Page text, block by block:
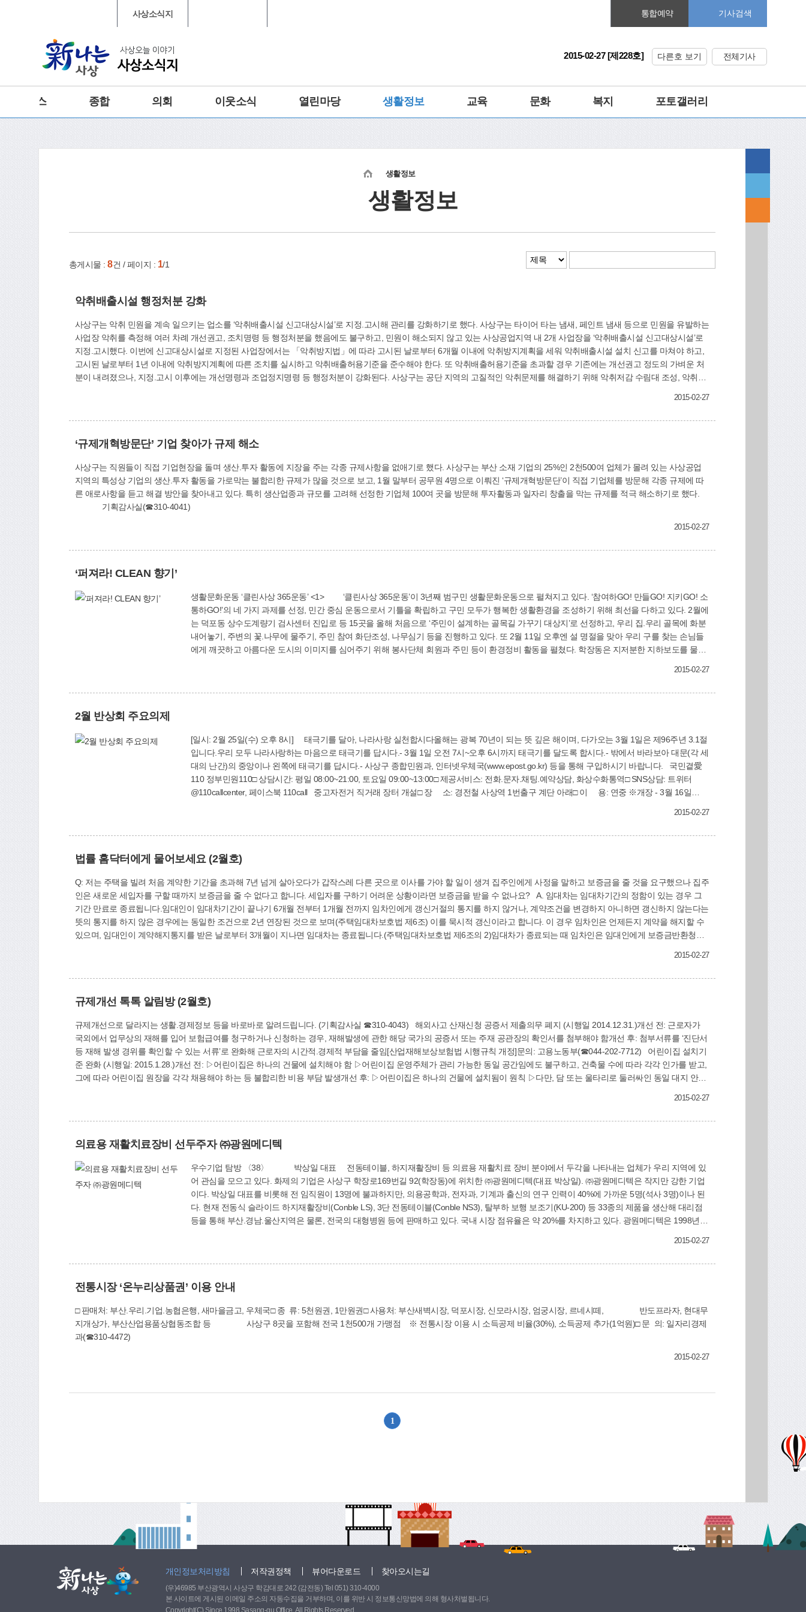
사상소식지 통합예약 기사검색
2015-02-27 [제228호] 다른호 보기 전체기사
주요뉴스 종합 의회 이웃소식 열린마당 생활정보 교육 문화 복지 포토갤러리
생활정보
생활정보
총게시물 : 8건 / 페이지 : 1/1
악취배출시설 행정처분 강화
사상구는 악취 민원을 계속 일으키는 업소를 ‘악취배출시설 신고대상시설’로 지정.고시해 관리를 강화하기로 했다. 사상구는 타이어 타는 냄새, 페인트 냄새 등으로 민원을 유발하는
사업장 악취를 측정해 여러 차례 개선권고, 조치명령 등 행정처분을 했음에도 불구하고, 민원이 해소되지 않고 있는 사상공업지역 내 2개 사업장을 ‘악취배출시설 신고대상시설’로
지정.고시했다. 이번에 신고대상시설로 지정된 사업장에서는 「악취방지법」에 따라 고시된 날로부터 6개월 이내에 악취방지계획을 세워 악취배출시설 설치 신고를 마쳐야 하고,
고시된 날로부터 1년 이내에 악취방지계획에 따른 조치를 실시하고 악취배출허용기준을 준수해야 한다. 또 악취배출허용기준을 초과할 경우 기존에는 개선권고 정도의 가벼운 처
분이 내려졌으나, 지정.고시 이후에는 개선명령과 조업정지명령 등 행정처분이 강화된다. 사상구는 공단 지역의 고질적인 악취문제를 해결하기 위해 악취저감 수림대 조성, 악취배
2015-02-27
‘규제개혁방문단’ 기업 찾아가 규제 해소
사상구는 직원들이 직접 기업현장을 돌며 생산.투자 활동에 지장을 주는 각종 규제사항을 없애기로 했다. 사상구는 부산 소재 기업의 25%인 2천500여 업체가 몰려 있는 사상공업
지역의 특성상 기업의 생산.투자 활동을 가로막는 불합리한 규제가 많을 것으로 보고, 1월 말부터 공무원 4명으로 이뤄진 ‘규제개혁방문단’이 직접 기업체를 방문해 각종 규제에 따
른 애로사항을 듣고 해결 방안을 찾아내고 있다. 특히 생산업종과 규모를 고려해 선정한 기업체 100여 곳을 방문해 투자활동과 일자리 창출을 막는 규제를 적극 해소하기로 했다.
기획감사실(☎310-4041)
2015-02-27
‘퍼져라! CLEAN 향기’
생활문화운동 ‘클린사상 365운동’ <1> ‘클린사상 365운동’이 3년째 범구민 생활문화운동으로 펼쳐지고 있다. ‘참여하GO! 만들GO! 지키GO! 소
통하GO!’의 네 가지 과제를 선정, 민간 중심 운동으로서 기틀을 확립하고 구민 모두가 행복한 생활환경을 조성하기 위해 최선을 다하고 있다. 2월에
는 덕포동 상수도계량기 검사센터 진입로 등 15곳을 올해 처음으로 ‘주민이 설계하는 골목길 가꾸기 대상지’로 선정하고, 우리 집.우리 골목에 화분
내어놓기, 주변의 꽃.나무에 물주기, 주민 참여 화단조성, 나무심기 등을 진행하고 있다. 또 2월 11일 오후엔 설 명절을 맞아 우리 구를 찾는 손님들
에게 깨끗하고 아름다운 도시의 이미지를 심어주기 위해 봉사단체 회원과 주민 등이 환경정비 활동을 펼쳤다. 학장동은 지저분한 지하보도를 물로
2015-02-27
2월 반상회 주요의제
[일시: 2월 25일(수) 오후 8시] 태극기를 달아, 나라사랑 실천합시다올해는 광복 70년이 되는 뜻 깊은 해이며, 다가오는 3월 1일은 제96주년 3.1절
입니다.우리 모두 나라사랑하는 마음으로 태극기를 답시다.- 3월 1일 오전 7시~오후 6시까지 태극기를 달도록 합시다.- 밖에서 바라보아 대문(각 세
대의 난간)의 중앙이나 왼쪽에 태극기를 답시다.- 사상구 종합민원과, 인터넷우체국(www.epost.go.kr) 등을 통해 구입하시기 바랍니다. 국민곁愛
110 정부민원110□ 상담시간: 평일 08:00~21:00, 토요일 09:00~13:00□ 제공서비스: 전화.문자.채팅.예약상담, 화상수화통역□ SNS상담: 트위터
@110callcenter, 페이스북 110call 중고자전거 직거래 장터 개설□ 장 소: 경전철 사상역 1번출구 계단 아래□ 이 용: 연중 ※개장 - 3월 16일
2015-02-27
법률 홈닥터에게 물어보세요 (2월호)
Q: 저는 주택을 빌려 처음 계약한 기간을 초과해 7년 넘게 살아오다가 갑작스레 다른 곳으로 이사를 가야 할 일이 생겨 집주인에게 사정을 말하고 보증금을 줄 것을 요구했으나 집주
인은 새로운 세입자를 구할 때까지 보증금을 줄 수 없다고 합니다. 세입자를 구하기 어려운 상황이라면 보증금을 받을 수 없나요? A. 임대차는 임대차기간의 정함이 있는 경우 그
기간 만료로 종료됩니다.임대인이 임대차기간이 끝나기 6개월 전부터 1개월 전까지 임차인에게 갱신거절의 통지를 하지 않거나, 계약조건을 변경하지 아니하면 갱신하지 않는다는
뜻의 통지를 하지 않은 경우에는 동일한 조건으로 2년 연장된 것으로 보며(주택임대차보호법 제6조) 이를 묵시적 갱신이라고 합니다. 이 경우 임차인은 언제든지 계약을 해지할 수
있으며, 임대인이 계약해지통지를 받은 날로부터 3개월이 지나면 임대차는 종료됩니다.(주택임대차보호법 제6조의 2)임대차가 종료되는 때 임차인은 임대인에게 보증금반환청구
2015-02-27
규제개선 톡톡 알림방 (2월호)
규제개선으로 달라지는 생활.경제정보 등을 바로바로 알려드립니다. (기획감사실 ☎310-4043) 해외사고 산재신청 공증서 제출의무 폐지 (시행일 2014.12.31.)개선 전: 근로자가
국외에서 업무상의 재해를 입어 보험급여를 청구하거나 신청하는 경우, 재해발생에 관한 해당 국가의 공증서 또는 주재 공관장의 확인서를 첨부해야 함개선 후: 첨부서류를 ‘진단서
등 재해 발생 경위를 확인할 수 있는 서류’로 완화해 근로자의 시간적.경제적 부담을 줄임[산업재해보상보험법 시행규칙 개정]문의: 고용노동부(☎044-202-7712) 어린이집 설치기
준 완화 (시행일: 2015.1.28.)개선 전: ▷어린이집은 하나의 건물에 설치해야 함 ▷어린이집 운영주체가 관리 가능한 동일 공간임에도 불구하고, 건축물 수에 따라 각각 인가를 받고,
그에 따라 어린이집 원장을 각각 채용해야 하는 등 불합리한 비용 부담 발생개선 후: ▷어린이집은 하나의 건물에 설치됨이 원칙 ▷다만, 담 또는 울타리로 둘러싸인 동일 대지 안에
2015-02-27
의료용 재활치료장비 선두주자 ㈜광원메디텍
우수기업 탐방 〈38〉 박상일 대표 전동테이블, 하지재활장비 등 의료용 재활치료 장비 분야에서 두각을 나타내는 업체가 우리 지역에 있
어 관심을 모으고 있다. 화제의 기업은 사상구 학장로169번길 92(학장동)에 위치한 ㈜광원메디텍(대표 박상일). ㈜광원메디텍은 작지만 강한 기업
이다. 박상일 대표를 비롯해 전 임직원이 13명에 불과하지만, 의용공학과, 전자과, 기계과 출신의 연구 인력이 40%에 가까운 5명(석사 3명)이나 된
다. 현재 전동식 슬라이드 하지재활장비(Conble LS), 3단 전동테이블(Conble NS3), 탈부하 보행 보조기(KU-200) 등 33종의 제품을 생산해 대리점
등을 통해 부산.경남.울산지역은 물론, 전국의 대형병원 등에 판매하고 있다. 국내 시장 점유율은 약 20%를 차지하고 있다. 광원메디텍은 1998년 1
리와 허리.다리의 3단 각도 조절이 가능한데다, 테이블의 상.하 높이도 조절할 수 있어 이 회사의 주력 제품으로 자리 잡았다. 3단 전동테이
의 주력 제품이다. 이 제품은 전동 틸트테이블과 슬라이딩 매트를 조합한 것으로, 뇌졸중에 걸린 편마비 환자의 하지재활 훈련과 하지근육 강화훈
련에 널리 사용되고 있다. 좌우발판 분리기능과 무릎관절 굽힘 각도 조절기능이 있으며, 0~43도까지 자유롭게 경사조절도 가능하다. 거동이 불편
도 조절할 수 있다. 이와 같이 의료용 재활치료 장비 분야에서 뛰어난 실적을 올린 광원메디텍은 회사 설립 21년이 되던 2009년 9월 부산시 전략산
장동 공장이 노후한데다 비좁아 이전 부지를 물색하고 있다. 교통이 편리하고 우수인력이 많은 사상지역에 새 사옥 겸 공장을 마련하고 싶다고 얘
트 재활치료 장비’개발에 힘쓰겠다”고 밝혔다. 문의: ㈜광원메디텍(☎304-1520, www.meditec.co.kr)
2015-02-27
전통시장 ‘온누리상품권’ 이용 안내
□ 판매처: 부산.우리.기업.농협은행, 새마을금고, 우체국□ 종 류: 5천원권, 1만원권□ 사용처: 부산새벽시장, 덕포시장, 신모라시장, 엄궁시장, 르네시떼, 반도프라자, 현대무
지개상가, 부산산업용품상협동조합 등 사상구 8곳을 포함해 전국 1천500개 가맹점 ※ 전통시장 이용 시 소득공제 비율(30%), 소득공제 추가(1억원)□ 문 의: 일자리경제
과(☎310-4472)
2015-02-27
1
개인정보처리방침 저작권정책 뷰어다운로드 찾아오시는길
(우)46985 부산광역시 사상구 학감대로 242 (감전동) Tel 051) 310-4000
본 사이트에 게시된 이메일 주소의 자동수집을 거부하며, 이를 위반 시 정보통신망법에 의해 형사처벌됩니다.
Copyright(C) Since 1998 Sasang-gu Office. All Rights Reserved